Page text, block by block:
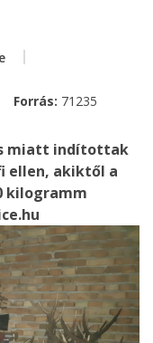
Forrás: 71235
miatt indítottak
ellen, akiktől a
kilogramm